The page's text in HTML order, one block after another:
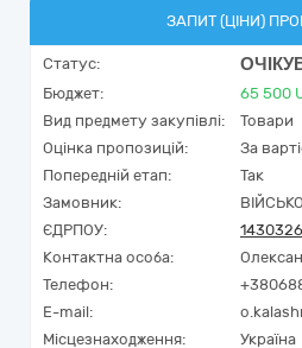
ЗАПИТ (ЦІНИ)
Статус:
Бюджет: 65 500
Вид предмету закупівлі:
Товари
Оцінка пропозицій:
За
Попередній етап:
Так
Замовник:
ЄДРПОУ:
Контактна особа:
Телефон:
E-mail:
Місцезнаходження:
Україна